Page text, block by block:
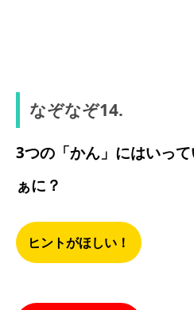
なぞなぞ14.
3つの「かん」にはいっ
ぁに？
ヒントがほしい！